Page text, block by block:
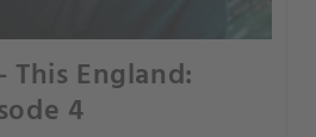
England:
4